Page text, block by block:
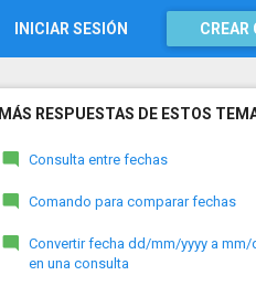
INICIAR SESIÓN CREAR
MÁS RESPUESTAS DE ESTOS
Consulta entre fechas
Comando para comparar fechas
Convertir fecha dd/mm/yyyy a mm/
en una consulta